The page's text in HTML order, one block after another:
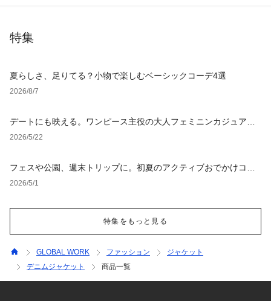
特集
夏らしさ、足りてる？小物で楽しむベーシックコーデ4選
2026/8/7
デートにも映える。ワンピース主役の大人フェミニンカジュアル4
選
2026/5/22
フェスや公園、週末トリップに。初夏のアクティブおでかけコー
デ4選
2026/5/1
特集をもっと見る
GLOBAL WORK ファッション
ジャケット
デニムジャケット
商品一覧